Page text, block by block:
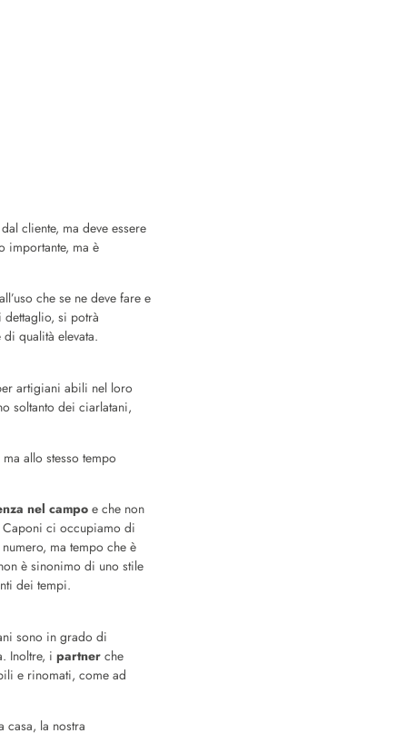
cliente, ma deve essere
importante, ma è
che se ne deve fare e
dettaglio, si potrà
qualità elevata.
artigiani abili nel loro
soltanto dei ciarlatani,
allo stesso tempo
nel campo e che non
Caponi ci occupiamo di
ma tempo che è
è sinonimo di uno stile
dei tempi.
sono in grado di
Inoltre, i partner che
e rinomati, come ad
casa, la nostra